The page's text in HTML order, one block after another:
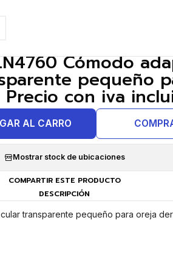
Cómodo
pequeño
con iva
AL CARRO
Mostrar stock de ubicaciones
COMPARTIR ESTE PRODUCTO
DESCRIPCIÓN
transparente pequeño para oreja